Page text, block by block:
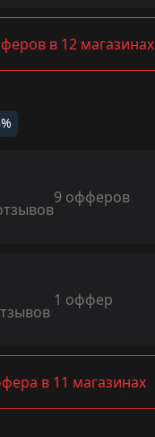
в 12 магазинах
9 офферов
1 оффер
в 11 магазинах